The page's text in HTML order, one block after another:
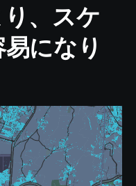
、スケ
になり